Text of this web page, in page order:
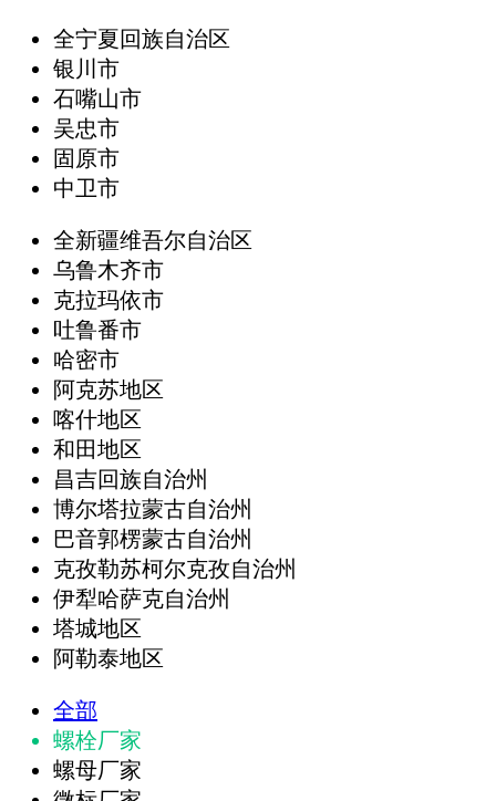
全宁夏回族自治区
银川市
石嘴山市
吴忠市
固原市
中卫市
全新疆维吾尔自治区
乌鲁木齐市
克拉玛依市
吐鲁番市
哈密市
阿克苏地区
喀什地区
和田地区
昌吉回族自治州
博尔塔拉蒙古自治州
巴音郭楞蒙古自治州
克孜勒苏柯尔克孜自治州
伊犁哈萨克自治州
塔城地区
阿勒泰地区
全部
螺栓厂家
螺母厂家